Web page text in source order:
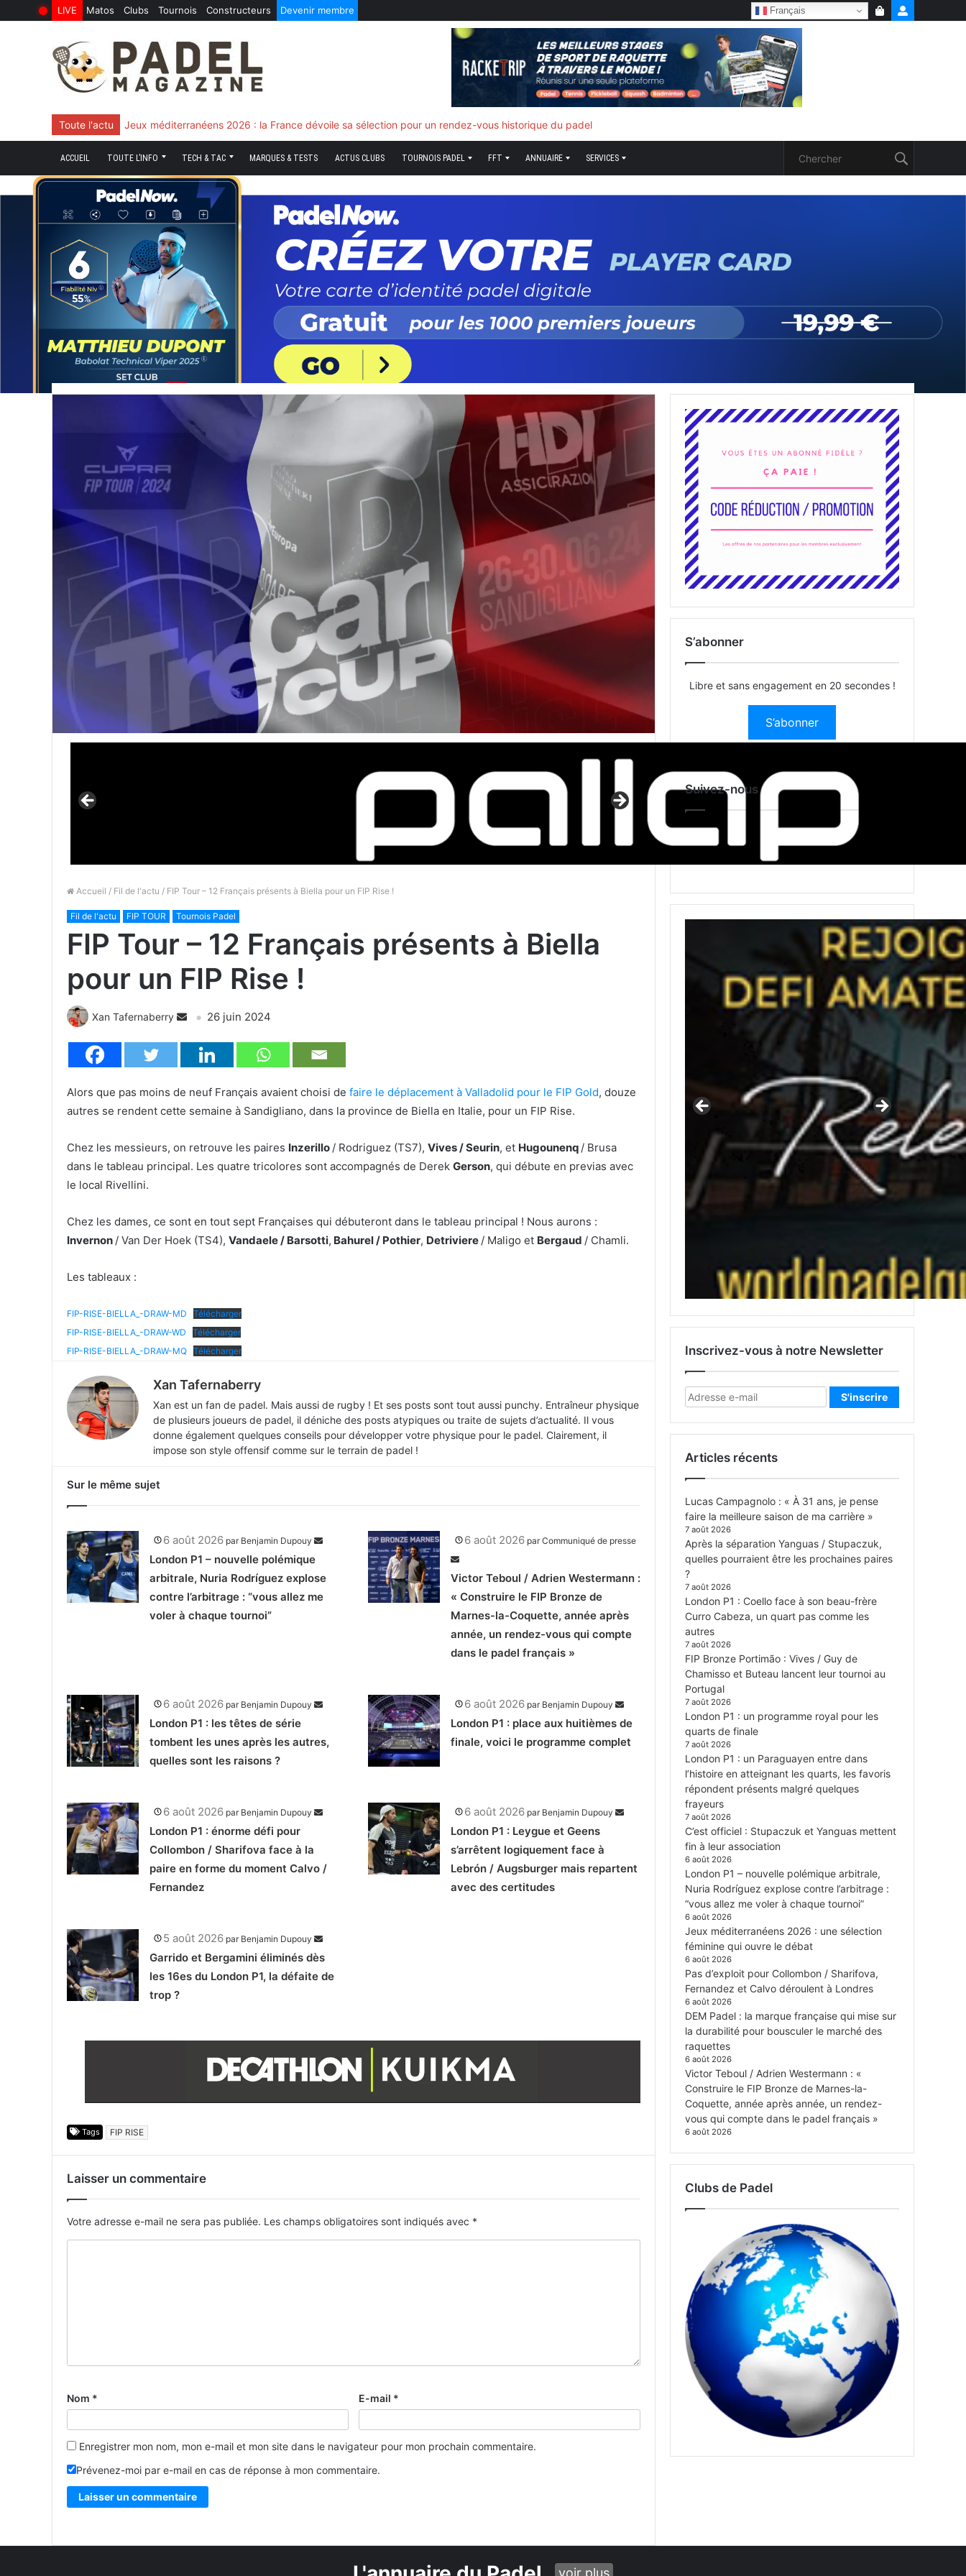
LIVE Matos Clubs Tournois Constructeurs Devenir membre Français
Toute l'actu Chingotto, ciblé tout le match mais décisif quand tout bascule
ACCUEIL TOUTE L’INFO
6 Août 2026
TECH & TAC
10 Juin 2026
MARQUES & TESTS ACTUS CLUBS TOURNOIS PADEL FFT ANNUAIRE SERVICES
Accueil / Fil de l'actu / FIP Tour – 12 Français présents à Biella pour un FIP Rise !
Fil de l'actu FIP TOUR Tournois Padel
FIP Tour – 12 Français présents à Biella
pour un FIP Rise !
Xan Tafernaberry 26 juin 2024
Alors que pas moins de neuf Français avaient choisi de faire le déplacement à Valladolid pour le FIP Gold, douze
autres se rendent cette semaine à Sandigliano, dans la province de Biella en Italie, pour un FIP Rise.
Chez les messieurs, on retrouve les paires Inzerillo / Rodriguez (TS7), Vives / Seurin, et Hugounenq / Brusa
dans le tableau principal. Les quatre tricolores sont accompagnés de Derek Gerson, qui débute en previas avec
le local Rivellini.
Chez les dames, ce sont en tout sept Françaises qui débuteront dans le tableau principal ! Nous aurons :
Invernon / Van Der Hoek (TS4), Vandaele / Barsotti, Bahurel / Pothier, Detriviere / Maligo et Bergaud / Chamli.
Les tableaux :
FIP-RISE-BIELLA_-DRAW-MD
Télécharger
FIP-RISE-BIELLA_-DRAW-WD
Télécharger
FIP-RISE-BIELLA_-DRAW-MQ Télécharger
Xan Tafernaberry
Xan est un fan de padel. Mais aussi de rugby ! Et ses posts sont tout aussi punchy. Entraîneur physique
de plusieurs joueurs de padel, il déniche des posts atypiques ou traite de sujets d’actualité. Il vous
donne également quelques conseils pour développer votre physique pour le padel. Clairement, il
impose son style offensif comme sur le terrain de padel !
Sur le même sujet
6 août 2026 par Benjamin Dupouy
London P1 – nouvelle polémique
arbitrale, Nuria Rodríguez explose
contre l’arbitrage : “vous allez me
voler à chaque tournoi”
6 août 2026 parCommuniqué de presse
Victor Teboul / Adrien Westermann :
« Construire le FIP Bronze de
Marnes-la-Coquette, année après
année, un rendez-vous qui compte
dans le padel français »
6 août 2026 par Benjamin Dupouy
London P1 : les têtes de série
tombent les unes après les autres,
quelles sont les raisons ?
6 août 2026 par Benjamin Dupouy
London P1 : place aux huitièmes de
finale, voici le programme complet
6 août 2026 par Benjamin Dupouy
London P1 : énorme défi pour
Collombon / Sharifova face à la
paire en forme du moment Calvo /
Fernandez
6 août 2026 par Benjamin Dupouy
London P1 : Leygue et Geens
s’arrêtent logiquement face à
Lebrón / Augsburger mais repartent
avec des certitudes
5 août 2026 par Benjamin Dupouy
Garrido et Bergamini éliminés dès
les 16es du London P1, la défaite de
trop ?
Tags FIP RISE
Laisser un commentaire
Votre adresse e-mail ne sera pas publiée. Les champs obligatoires sont indiqués avec *
Nom * E-mail *
Enregistrer mon nom, mon e-mail et mon site dans le navigateur pour mon prochain commentaire.
Prévenez-moi par e-mail en cas de réponse à mon commentaire.
S’abonner
Libre et sans engagement en 20 secondes !
S’abonner
Suivez-nous
Inscrivez-vous à notre Newsletter
Articles récents
Lucas Campagnolo : « À 31 ans, je pense
faire la meilleure saison de ma carrière »
7 août 2026
Après la séparation Yanguas / Stupaczuk,
quelles pourraient être les prochaines paires
?
7 août 2026
London P1 : Coello face à son beau-frère
Curro Cabeza, un quart pas comme les
autres
7 août 2026
FIP Bronze Portimão : Vives / Guy de
Chamisso et Buteau lancent leur tournoi au
Portugal
7 août 2026
London P1 : un programme royal pour les
quarts de finale
7 août 2026
London P1 : un Paraguayen entre dans
l’histoire en atteignant les quarts, les favoris
répondent présents malgré quelques
frayeurs
7 août 2026
C’est officiel : Stupaczuk et Yanguas mettent
fin à leur association
6 août 2026
London P1 – nouvelle polémique arbitrale,
Nuria Rodríguez explose contre l’arbitrage :
“vous allez me voler à chaque tournoi”
6 août 2026
Jeux méditerranéens 2026 : une sélection
féminine qui ouvre le débat
6 août 2026
Pas d’exploit pour Collombon / Sharifova,
Fernandez et Calvo déroulent à Londres
6 août 2026
DEM Padel : la marque française qui mise sur
la durabilité pour bousculer le marché des
raquettes
6 août 2026
Victor Teboul / Adrien Westermann : «
Construire le FIP Bronze de Marnes-la-
Coquette, année après année, un rendez-
vous qui compte dans le padel français »
6 août 2026
Clubs de Padel
voir plus